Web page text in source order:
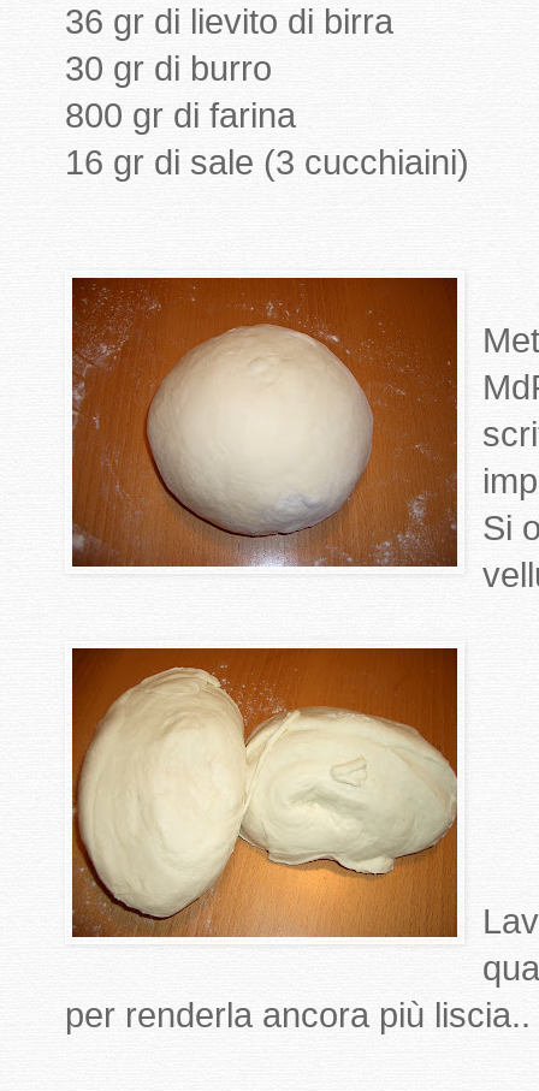
36 gr di lievito di birra
30 gr di burro
800 gr di farina
16 gr di sale (3 cucchiaini)
Si
per renderla ancora più liscia..